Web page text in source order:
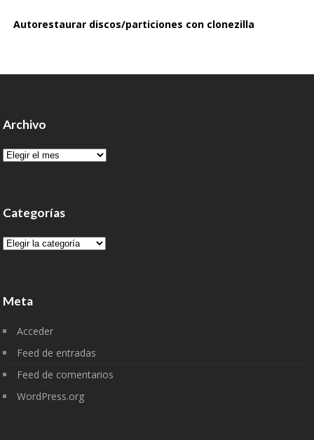
Autorestaurar discos/particiones con clonezilla
Archivo
Archivo
Categorías
Categorías
Meta
Acceder
Feed de entradas
Feed de comentarios
WordPress.org